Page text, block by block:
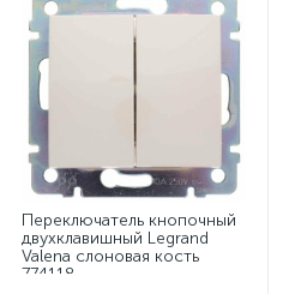
Переключатель кнопочный
двухклавишный Legrand
Valena слоновая кость
774118